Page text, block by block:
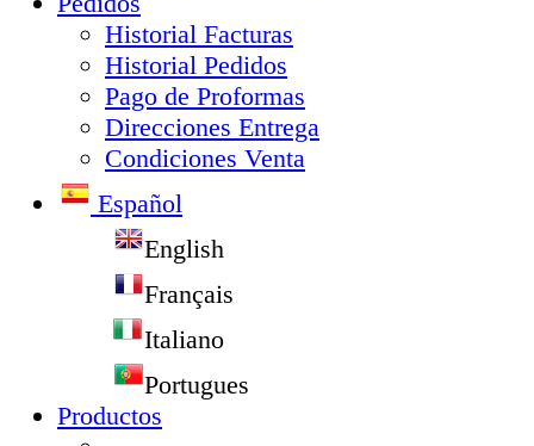
Historial Facturas
Historial Pedidos
Pago de Proformas
Direcciones Entrega
Condiciones Venta
Español
English
Français
Italiano
Portugues
Productos